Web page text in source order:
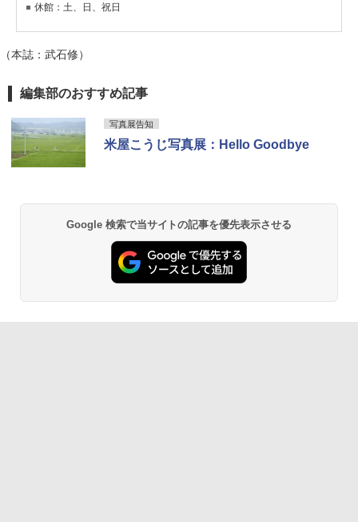
休館：土、日、祝日
（本誌：武石修）
編集部のおすすめ記事
写真展告知
米屋こうじ写真展：Hello Goodbye
Google 検索で当サイトの記事を優先表示させる